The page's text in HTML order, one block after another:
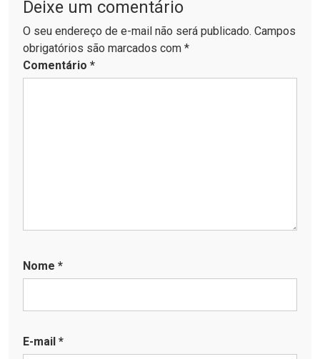
Deixe um comentário
O seu endereço de e-mail não será publicado. Campos
obrigatórios são marcados com *
Comentário *
Nome *
E-mail *